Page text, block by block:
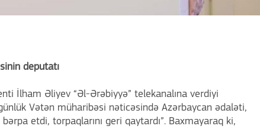
deputatı
İlham Əliyev “Əl-Ərəbiyyə” telekanalına verdiyi
Vətən müharibəsi nəticəsində Azərbaycan ədaləti,
etdi, torpaqlarını geri qaytardı”. Baxmayaraq ki,